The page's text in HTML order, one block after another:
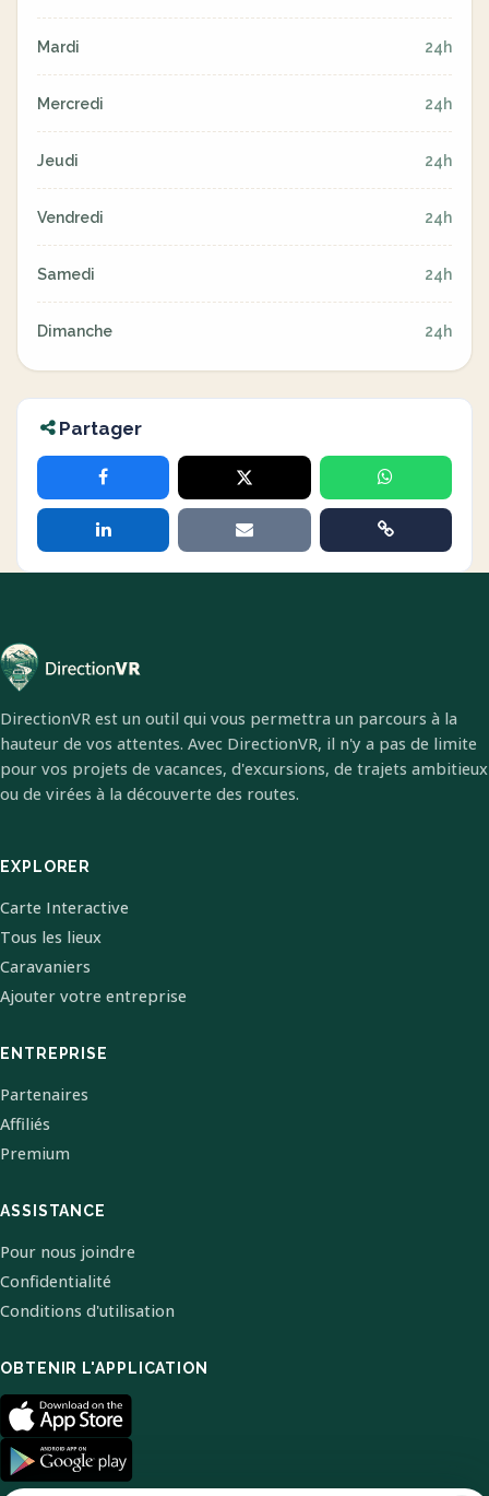
Mardi 24h
Mercredi 24h
Jeudi 24h
Vendredi 24h
Samedi 24h
Dimanche 24h
Partager
DirectionVR est un outil qui vous permettra un parcours à la
hauteur de vos attentes. Avec DirectionVR, il n'y a pas de limite
pour vos projets de vacances, d'excursions, de trajets ambitieux
ou de virées à la découverte des routes.
EXPLORER
Carte Interactive
Tous les lieux
Caravaniers
Ajouter votre entreprise
ENTREPRISE
Partenaires
Affiliés
Premium
ASSISTANCE
Pour nous joindre
Confidentialité
Conditions d'utilisation
OBTENIR L'APPLICATION